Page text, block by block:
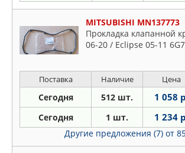
MITSUBISHI MN137773
Прокладка клапанной
06-20 / Eclipse 05-11
Поставка Наличие Цена
Сегодня 512 шт. 1 058
Сегодня 1 шт. 1 234
Другие предложения (7) от